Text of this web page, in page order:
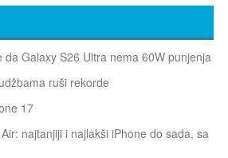
da Galaxy S26 Ultra nema 60W punjenja
ruši rekorde
17
najtanjiji i najlakši iPhone do sada, sa